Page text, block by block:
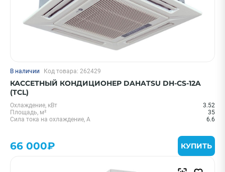
В наличии Код товара: 262429
КАССЕТНЫЙ КОНДИЦИОНЕР DAHATSU DH-CS-12A
(TCL)
Охлаждение, кВт
3.52
Площадь, м²
35
Сила тока на охлаждение, А
6.6
66 000₽ КУПИТЬ